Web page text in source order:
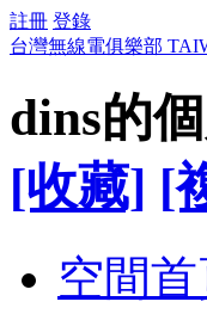
註冊 登錄
台灣無線電俱樂部
dins的
[收藏] [
空間